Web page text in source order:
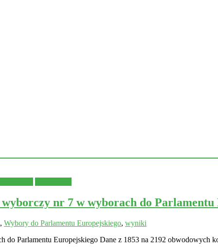
nr 7 w wyborach do Parlamentu
, Wybory do Parlamentu Europejskiego, wyniki
Parlamentu Europejskiego Dane z 1853 na 2192 obwodowych